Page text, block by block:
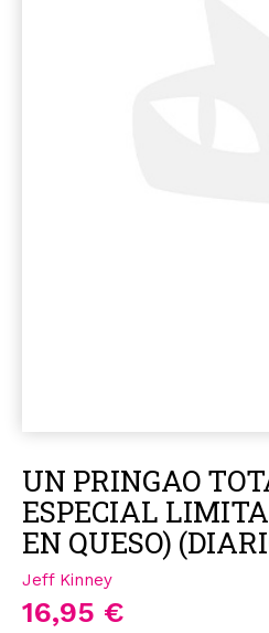
UN PRINGAO
ESPECIAL
EN QUESO)
Jeff Kinney
16,95 €